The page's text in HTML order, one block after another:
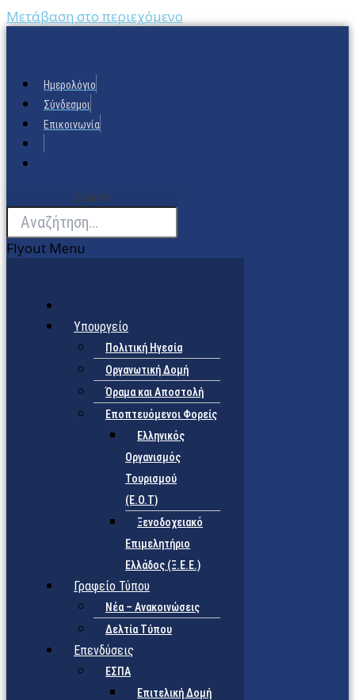
Μετάβαση στο περιεχόμενο
Ημερολόγιο
Σύνδεσμοι
Επικοινωνία
Search
Flyout Menu
Υπουργείο
Πολιτική Ηγεσία
Οργανωτική Δομή
Όραμα και Αποστολή
Εποπτευόμενοι Φορείς
Eλληνικός
Οργανισμός
Τουρισμού
(Ε.Ο.Τ)
Ξενοδοχειακό
Επιμελητήριο
Ελλάδος (Ξ.Ε.Ε.)
Γραφείο Τύπου
Νέα – Ανακοινώσεις
Δελτία Τύπου
Επενδύσεις
ΕΣΠΑ
Επιτελική Δομή